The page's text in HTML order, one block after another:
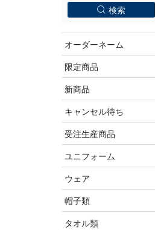
検索
オーダーネーム
限定商品
新商品
キャンセル待ち
受注生産商品
ユニフォーム
ウェア
帽子類
タオル類